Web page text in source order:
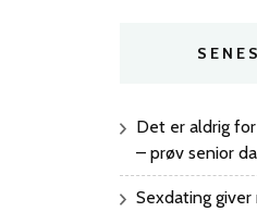
Det er aldrig
– prøv senior
Sexdating